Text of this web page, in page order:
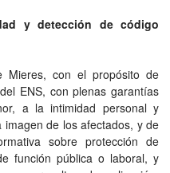
y detección de código
Mieres, con el propósito de
ENS, con plenas garantías
a la intimidad personal y
de los afectados, y de
sobre protección de
función pública o laboral, y